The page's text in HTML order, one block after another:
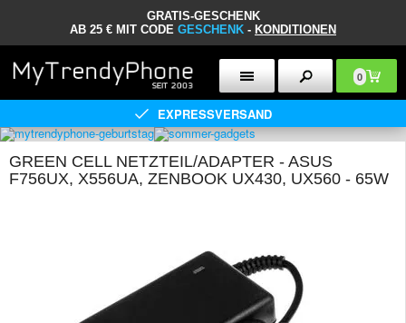
GRATIS-GESCHENK
AB 25 € MIT CODE GESCHENK - KONDITIONEN
0
EXPRESSVERSAND
GREEN CELL NETZTEIL/ADAPTER - ASUS
F756UX, X556UA, ZENBOOK UX430, UX560 - 65W